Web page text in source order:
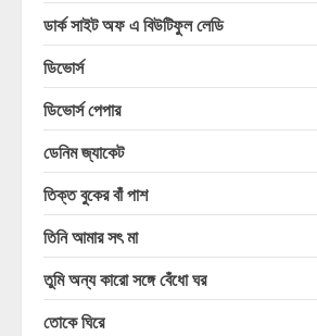
ডার্ক সাইট অফ এ বিউটিফুল লেডি
ডিভোর্স
ডিভোর্স পেপার
ডেনিম জ্যাকেট
তিক্ত বুকের বাঁ পাশ
তিনি আমার সৎ মা
তুমি অন্য কারো সঙ্গে বেঁধো ঘর
তোকে ঘিরে